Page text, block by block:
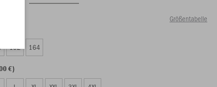
Größentabelle
152 164
€)